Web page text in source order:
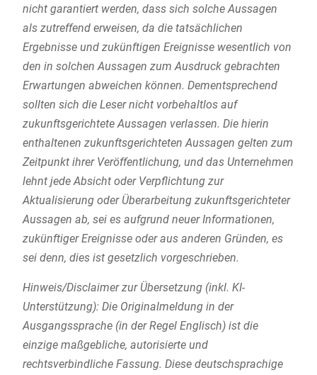
nicht garantiert werden, dass sich solche Aussagen
als zutreffend erweisen, da die tatsächlichen
Ergebnisse und zukünftigen Ereignisse wesentlich von
den in solchen Aussagen zum Ausdruck gebrachten
Erwartungen abweichen können. Dementsprechend
sollten sich die Leser nicht vorbehaltlos auf
zukunftsgerichtete Aussagen verlassen. Die hierin
enthaltenen zukunftsgerichteten Aussagen gelten zum
Zeitpunkt ihrer Veröffentlichung, und das Unternehmen
lehnt jede Absicht oder Verpflichtung zur
Aktualisierung oder Überarbeitung zukunftsgerichteter
Aussagen ab, sei es aufgrund neuer Informationen,
zukünftiger Ereignisse oder aus anderen Gründen, es
sei denn, dies ist gesetzlich vorgeschrieben.
Hinweis/Disclaimer zur Übersetzung (inkl. KI-
Unterstützung): Die Originalmeldung in der
Ausgangssprache (in der Regel Englisch) ist die
einzige maßgebliche, autorisierte und
rechtsverbindliche Fassung. Diese deutschsprachige